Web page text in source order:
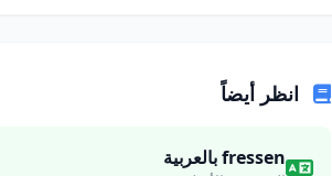
انظر أيضاً
fressen بالعربية